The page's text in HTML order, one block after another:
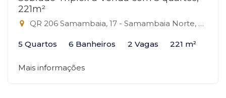
221m²
QR 206 Samambaia, 17 - Samambaia Norte, Samambaia-DF
5 Quartos 6 Banheiros 2 Vagas 221 m²
Mais informações